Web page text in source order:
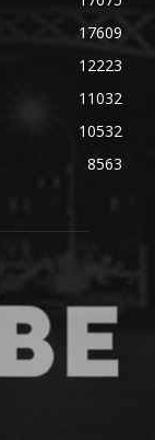
17609
12223
11032
10532
8563